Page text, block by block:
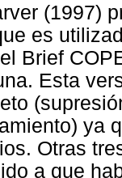
(1997)
es
Brief
Esta
ya
Otras
a que